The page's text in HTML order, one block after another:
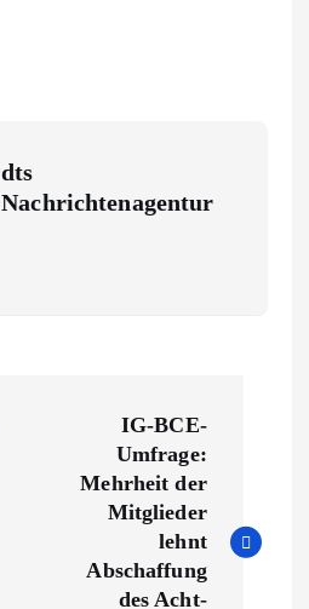
dts
Nachrichtenagentur
IG-BCE-
Umfrage:
Mehrheit der
Mitglieder
lehnt
Abschaffung
des Acht-